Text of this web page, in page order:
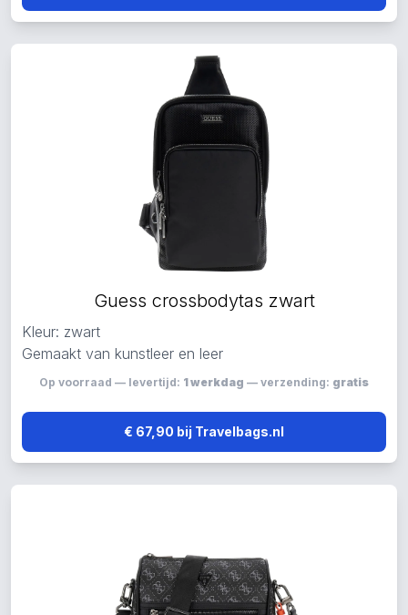
Guess crossbodytas zwart
Kleur: zwart
Gemaakt van kunstleer en leer
Op voorraad — levertijd: 1 werkdag — verzending: gratis
€ 67,90 bij Travelbags.nl